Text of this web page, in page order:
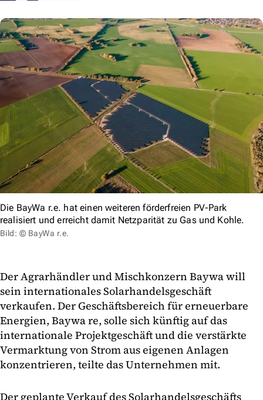
Die BayWa r.e. hat einen weiteren förderfreien PV-Park
realisiert und erreicht damit Netzparität zu Gas und Kohle.
Bild: © BayWa r.e.
Der Agrarhändler und Mischkonzern Baywa will
sein internationales Solarhandelsgeschäft
verkaufen. Der Geschäftsbereich für erneuerbare
Energien, Baywa re, solle sich künftig auf das
internationale Projektgeschäft und die verstärkte
Vermarktung von Strom aus eigenen Anlagen
konzentrieren, teilte das Unternehmen mit.
Der geplante Verkauf des Solarhandelsgeschäfts